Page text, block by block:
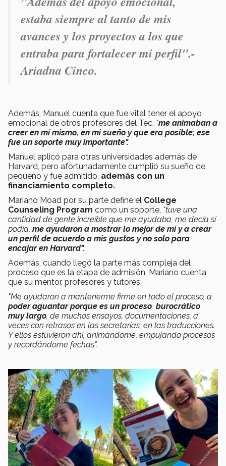
estaba siempre al tanto de mis
avances y los proyectos a los que
entraba para fortalecer mi perfil".-
Ariadna Cinco.
Además, Manuel cuenta que fue vital tener el apoyo
emocional de otros profesores del Tec, "me animaban a
creer en mí mismo, en mi sueño y que era posible; ese
fue un soporte muy importante".
Manuel aplicó para otras universidades además de
Harvard, pero afortunadamente cumplió su sueño de
pequeño y fue admitido, además con un
financiamiento completo.
Mariano Moad por su parte define el College
Counseling Program como un soporte, "tuve una
cantidad de gente increíble que me ayudaba, me decía sí
podía, me ayudaron a mostrar lo mejor de mí y a crear
un perfil de acuerdo a mis gustos y no solo para
encajar en Harvard".
Además, cuando llegó la parte más compleja del
proceso que es la etapa de admisión, Mariano cuenta
que su mentor, profesores y tutores:
"Me ayudaron a mantenerme firme en todo el proceso, a
poder aguantar porque es un proceso burocrático
muy largo, de muchos ensayos, documentaciones, a
veces con retrasos en las secretarías, en las traducciones.
Y ellos estuvieron ahí, animándome, empujando procesos
y recordándome fechas".